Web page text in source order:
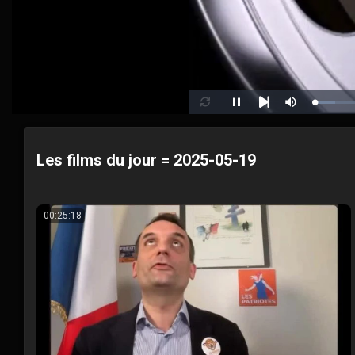
Pause
Next
Mute Loaded
6.65%
Les films du jour = 2025-05-19
00:25:18